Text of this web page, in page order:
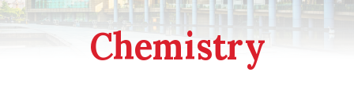
Chemistry